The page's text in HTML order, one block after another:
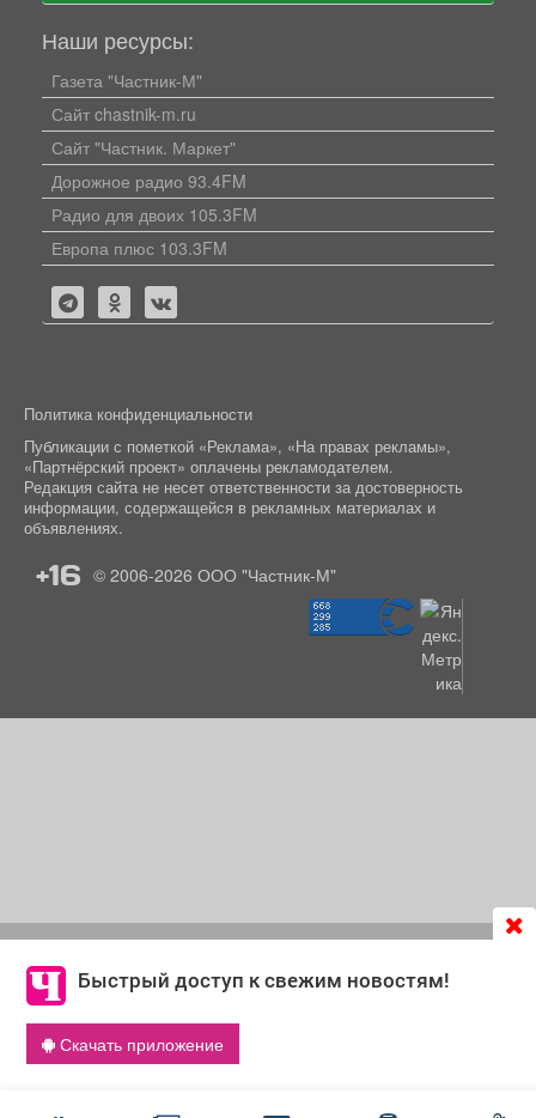
Быстрый доступ к свежим новостям!
Скачать приложение
согласие на обработку файлов cookie, которые
обеспечивают корректную работу сайта и сбора
информации для улучшения качества сервисов.
Что такое cookie
Наши ресурсы:
Газета "Частник-М"
Сайт chastnik-m.ru
Сайт "Частник. Маркет"
Дорожное радио 93.4FM
Радио для двоих 105.3FM
Европа плюс 103.3FM
Политика конфиденциальности
Публикации с пометкой «Реклама», «На правах рекламы»,
«Партнёрский проект» оплачены рекламодателем.
Редакция сайта не несет ответственности за достоверность
информации, содержащейся в рекламных материалах и
объявлениях.
+16 © 2006-2026 ООО "Частник-М"